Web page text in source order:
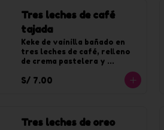
Tres leches de café
tajada
Keke de vainilla bañado en
tres leches de café, relleno
de crema pastelera y
café.
S/ 7.00
Tres leches de oreo